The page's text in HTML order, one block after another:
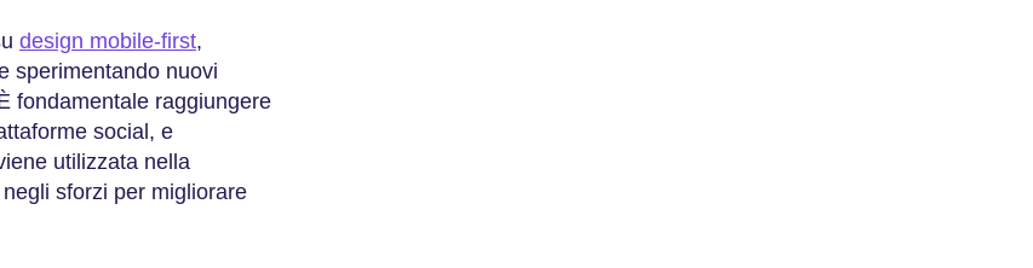
design mobile-first,
sperimentando nuovi
fondamentale raggiungere
social, e
utilizzata nella
sforzi per migliorare